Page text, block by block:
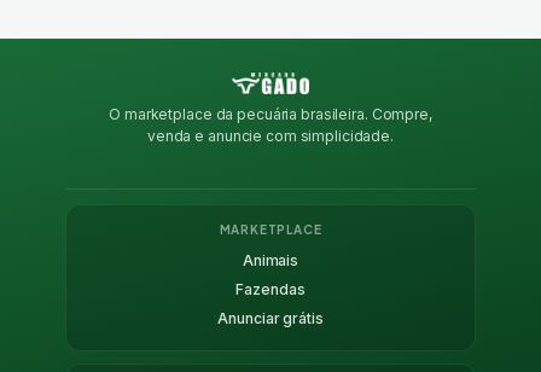
O marketplace da pecuária brasileira. Compre,
venda e anuncie com simplicidade.
MARKETPLACE
Animais
Fazendas
Anunciar grátis